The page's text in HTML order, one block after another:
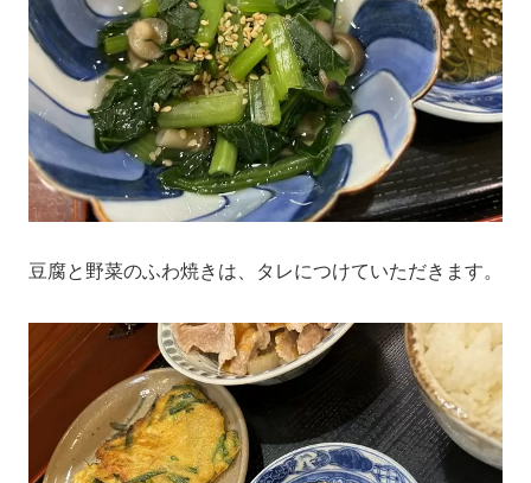
豆腐と野菜のふわ焼きは、タレにつけていただきます。